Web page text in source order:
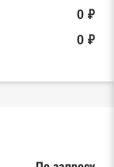
0 ₽
0 ₽